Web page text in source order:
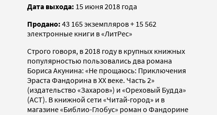
Дата выхода: 15 июня 2018 года
Продано: 43 165 экземпляров + 15 562
электронные книги в «ЛитРес»
Строго говоря, в 2018 году в крупных книжных
популярностью пользовались два романа
Бориса Акунина: «Не прощаюсь: Приключения
Эраста Фандорина в ХХ веке. Часть 2»
(издательство «Захаров») и «Ореховый Будда»
(АСТ). В книжной сети «Читай-город» и в
магазине «Библио-Глобус» роман о Фандорине